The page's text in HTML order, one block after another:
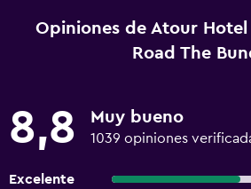
Opiniones de Atour Hotel
Road The
8,8 Muy bueno
1039 opiniones
Excelente